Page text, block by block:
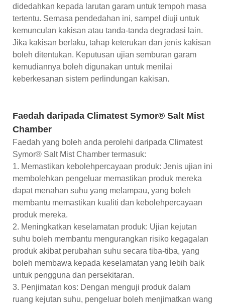
didedahkan kepada larutan garam untuk tempoh masa
tertentu. Semasa pendedahan ini, sampel diuji untuk
kemunculan kakisan atau tanda-tanda degradasi lain.
Jika kakisan berlaku, tahap keterukan dan jenis kakisan
boleh ditentukan. Keputusan ujian semburan garam
kemudiannya boleh digunakan untuk menilai
keberkesanan sistem perlindungan kakisan.
Faedah daripada Climatest Symor® Salt Mist
Chamber
Faedah yang boleh anda perolehi daripada Climatest
Symor® Salt Mist Chamber termasuk:
1. Memastikan kebolehpercayaan produk: Jenis ujian ini
membolehkan pengeluar memastikan produk mereka
dapat menahan suhu yang melampau, yang boleh
membantu memastikan kualiti dan kebolehpercayaan
produk mereka.
2. Meningkatkan keselamatan produk: Ujian kejutan
suhu boleh membantu mengurangkan risiko kegagalan
produk akibat perubahan suhu secara tiba-tiba, yang
boleh membawa kepada keselamatan yang lebih baik
untuk pengguna dan persekitaran.
3. Penjimatan kos: Dengan menguji produk dalam
ruang kejutan suhu, pengeluar boleh menjimatkan wang